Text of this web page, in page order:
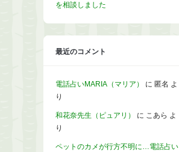
を相談しました
最近のコメント
電話占いMARIA（マリア） に 匿名 よ
り
和花奈先生（ピュアリ） に こあら よ
り
ペットのカメが行方不明に…電話占い